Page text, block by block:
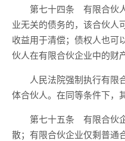
第七十四条 有限合伙人
业无关的债务的，该合伙人
收益用于清偿；债权人也可
伙人在有限合伙企业中的财
人民法院强制执行有限
体合伙人。在同等条件下，
第七十五条 有限合伙企
散；有限合伙企业仅剩普通